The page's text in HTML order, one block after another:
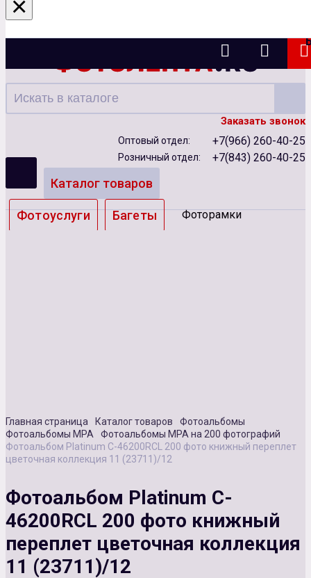
Казань
Заказать звонок
Оптовый отдел: +7(966) 260-40-25
Розничный отдел: +7(843) 260-40-25
Каталог товаров
Фотоуслуги Багеты Фоторамки
Главная страница Каталог товаров
Фотоальбомы
Фотоальбомы MPA
Фотоальбомы MPA на 200 фотографий
Фотоальбом Platinum C-46200RCL 200 фото книжный переплет
цветочная коллекция 11 (23711)/12
Фотоальбом Platinum C-
46200RCL 200 фото книжный
переплет цветочная коллекция
11 (23711)/12
×